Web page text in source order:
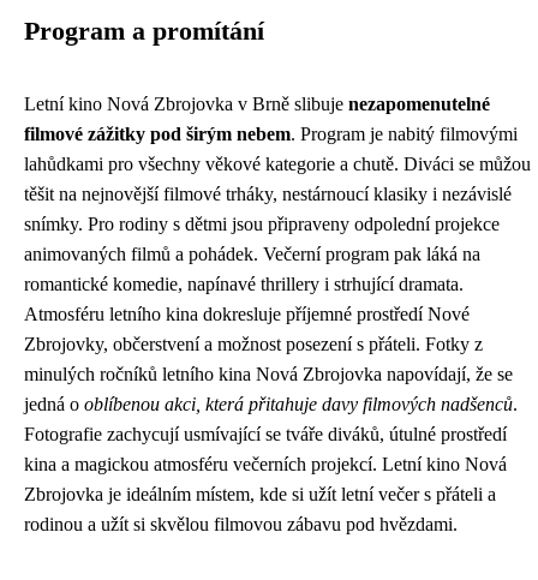
Program a promítání
Letní kino Nová Zbrojovka v Brně slibuje nezapomenutelné
filmové zážitky pod širým nebem. Program je nabitý filmovými
lahůdkami pro všechny věkové kategorie a chutě. Diváci se můžou
těšit na nejnovější filmové trháky, nestárnoucí klasiky i nezávislé
snímky. Pro rodiny s dětmi jsou připraveny odpolední projekce
animovaných filmů a pohádek. Večerní program pak láká na
romantické komedie, napínavé thrillery i strhující dramata.
Atmosféru letního kina dokresluje příjemné prostředí Nové
Zbrojovky, občerstvení a možnost posezení s přáteli. Fotky z
minulých ročníků letního kina Nová Zbrojovka napovídají, že se
jedná o oblíbenou akci, která přitahuje davy filmových nadšenců.
Fotografie zachycují usmívající se tváře diváků, útulné prostředí
kina a magickou atmosféru večerních projekcí. Letní kino Nová
Zbrojovka je ideálním místem, kde si užít letní večer s přáteli a
rodinou a užít si skvělou filmovou zábavu pod hvězdami.